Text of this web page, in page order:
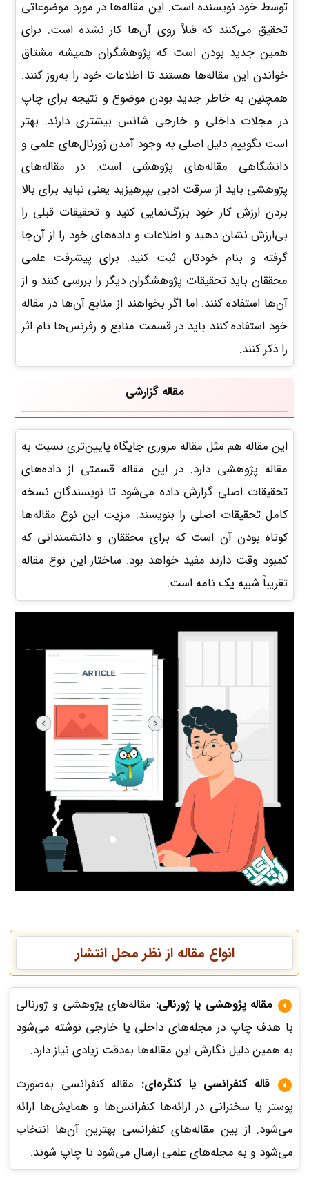
توسط خود نویسنده است. این مقاله‌ها در مورد موضوعاتی
تحقیق می‌کنند که قبلاً روی آن‌ها کار نشده است. برای
همین جدید بودن است که پژوهشگران همیشه مشتاق
خواندن این مقاله‌ها هستند تا اطلاعات خود را به‌روز کنند.
همچنین به خاطر جدید بودن موضوع و نتیجه برای چاپ
در مجلات داخلی و خارجی شانس بیشتری دارند. بهتر
است بگوییم دلیل اصلی به وجود آمدن ژورنال‌های علمی و
دانشگاهی مقاله‌های پژوهشی است. در مقاله‌های
پژوهشی باید از سرقت ادبی بپرهیزید یعنی نباید برای بالا
بردن ارزش کار خود بزرگ‌نمایی کنید و تحقیقات قبلی را
بی‌ارزش نشان دهید و اطلاعات و داده‌های خود را از آن‌جا
گرفته و بنام خودتان ثبت کنید. برای پیشرفت علمی
محققان باید تحقیقات پژوهشگران دیگر را بررسی کنند و از
آن‌ها استفاده کنند. اما اگر بخواهند از منابع آن‌ها در مقاله
خود استفاده کنند باید در قسمت منابع و رفرنس‌ها نام اثر
را ذکر کنند.
مقاله گزارشی
این مقاله هم مثل مقاله مروری جایگاه پایین‌تری نسبت به
مقاله پژوهشی دارد. در این مقاله قسمتی از داده‌های
تحقیقات اصلی گرازش داده می‌شود تا نویسندگان نسخه
کامل تحقیقات اصلی را بنویسند. مزیت این نوع مقاله‌ها
کوتاه بودن آن است که برای محققان و دانشمندانی که
کمبود وقت دارند مفید خواهد بود. ساختار این نوع مقاله
تقریباً شبیه یک نامه است.
انواع مقاله از نظر محل انتشار
مقاله پژوهشی یا ژورنالی: مقاله‌های پژوهشی و ژورنالی
با هدف چاپ در مجله‌های داخلی یا خارجی نوشته می‌شود
به همین دلیل نگارش این مقاله‌ها به‌دقت زیادی نیاز دارد.
قاله کنفرانسی یا کنگره‌ای: مقاله کنفرانسی به‌صورت
پوستر یا سخنرانی در ارائه‌ها کنفرانس‌ها و همایش‌ها ارائه
می‌شود. از بین مقاله‌های کنفرانسی بهترین آن‌ها انتخاب
می‌شود و به مجله‌های علمی ارسال می‌شود تا چاپ شوند.